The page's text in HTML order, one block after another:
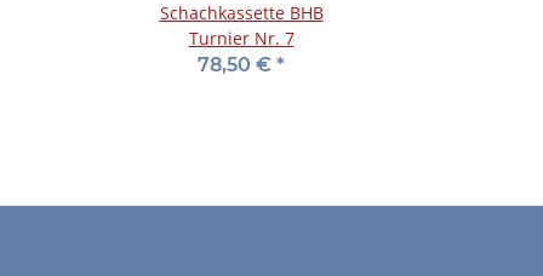
Schachkassette BHB
Turnier Nr. 7
78,50 € *